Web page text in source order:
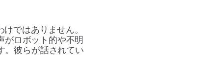
ではありません。
がロボット的や不明
。彼らが話されてい